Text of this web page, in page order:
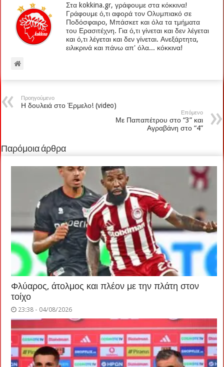
Στα kokkina.gr, γράφουμε στα κόκκινα!
Γράφουμε ό,τι αφορά τον Ολυμπιακό σε
Ποδόσφαιρο, Μπάσκετ και όλα τα τμήματα
του Ερασιτέχνη. Για ό,τι γίνεται και δεν λέγεται
και ό,τι λέγεται και δεν γίνεται. Ανεξάρτητα,
ειλικρινά και πάνω απ' όλα... κόκκινα!
Προηγούμενο
Η δουλειά στο Έρμελο! (video)
Επόμενο
Με Παπαπέτρου στο “3” και
Αγραβάνη στο “4”
Παρόμοια άρθρα
Φλύαρος, άτολμος και πλέον με την πλάτη στον
τοίχο
23:38 - 04/08/2026